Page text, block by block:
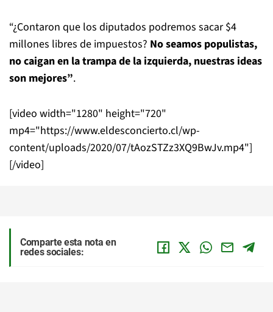
“¿Contaron que los diputados podremos sacar $4
millones libres de impuestos? No seamos populistas,
no caigan en la trampa de la izquierda, nuestras ideas
son mejores”.
[video width="1280" height="720"
mp4="https://www.eldesconcierto.cl/wp-
content/uploads/2020/07/tAozSTZz3XQ9BwJv.mp4"]
[/video]
Comparte esta nota en
redes sociales: